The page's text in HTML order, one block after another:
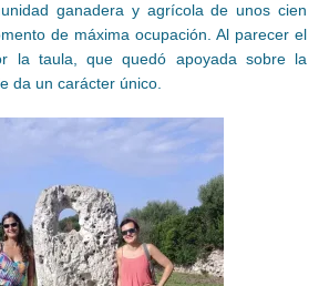
ganadera y agrícola de unos cien
de máxima ocupación. Al parecer el
la taula, que quedó apoyada sobre la
da un carácter único.